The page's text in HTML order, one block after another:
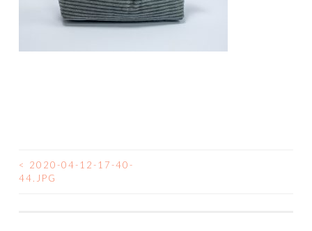
BEITRAGSNAVIGATION
<
2020-04-12-17-40-
44.JPG